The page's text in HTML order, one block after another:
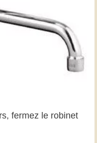
fermez le robinet